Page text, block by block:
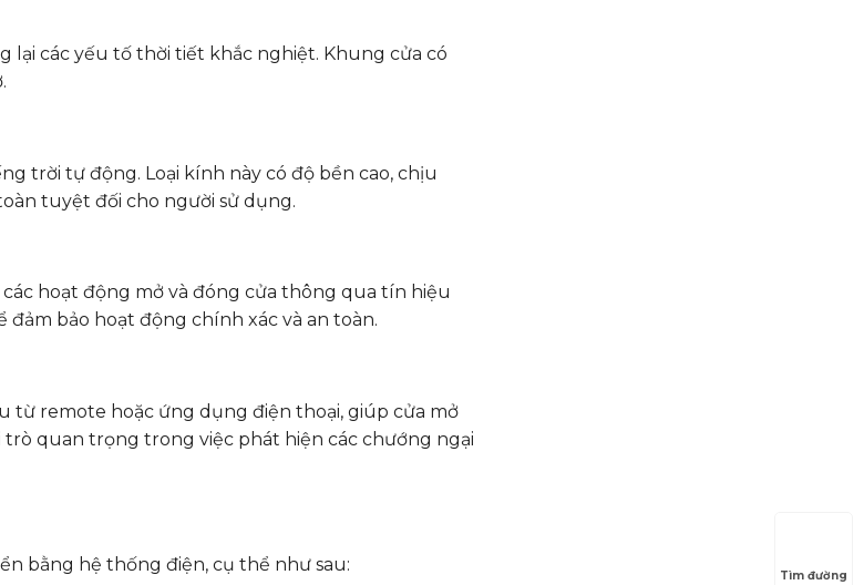
lại các yếu tố thời tiết khắc nghiệt. Khung cửa có
trời tự động. Loại kính này có độ bền cao, chịu
tuyệt đối cho người sử dụng.
hoạt động mở và đóng cửa thông qua tín hiệu
đảm bảo hoạt động chính xác và an toàn.
từ remote hoặc ứng dụng điện thoại, giúp cửa mở
quan trọng trong việc phát hiện các chướng ngại
bằng hệ thống điện, cụ thể như sau:
Tìm đường